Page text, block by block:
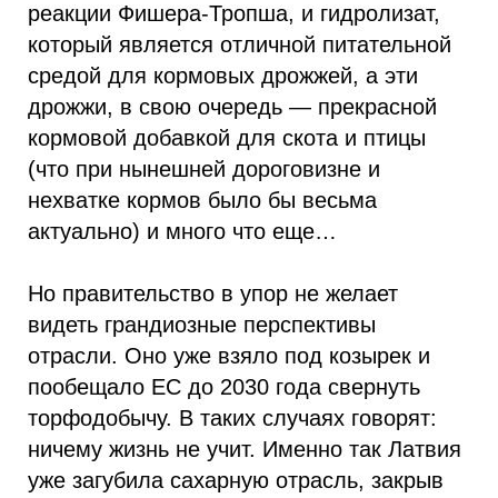
реакции Фишера-Тропша, и гидролизат,
который является отличной питательной
средой для кормовых дрожжей, а эти
дрожжи, в свою очередь — прекрасной
кормовой добавкой для скота и птицы
(что при нынешней дороговизне и
нехватке кормов было бы весьма
актуально) и много что еще…
Но правительство в упор не желает
видеть грандиозные перспективы
отрасли. Оно уже взяло под козырек и
пообещало ЕС до 2030 года свернуть
торфодобычу. В таких случаях говорят:
ничему жизнь не учит. Именно так Латвия
уже загубила сахарную отрасль, закрыв